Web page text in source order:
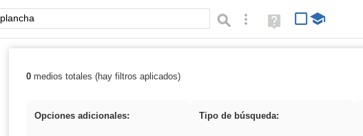
Palabra o frase: Búsqueda avanzada
Ayuda
(en
Resultados de: plancha
0medios totales (hay filtros aplicados)
Opciones adicionales: Tipo de búsqueda: